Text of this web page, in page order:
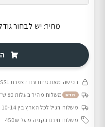
מחיר: יש לבחור
רכישה מאובטחת עם הצפנת SSL
חדש
משלוח מהיר בעלות 80 ש״ח בין 4-8 ימי עסקים
משלוח רגיל לכל הארץ בין 10-14 ימי עסקים
משלוח חינם בקניה מעל 450₪